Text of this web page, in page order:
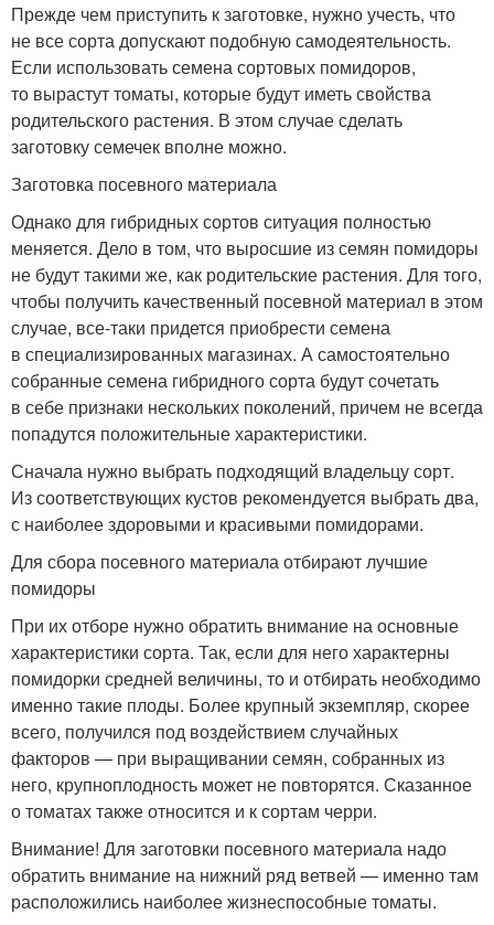
Прежде чем приступить к заготовке, нужно учесть, что
не все сорта допускают подобную самодеятельность.
Если использовать семена сортовых помидоров,
то вырастут томаты, которые будут иметь свойства
родительского растения. В этом случае сделать
заготовку семечек вполне можно.
Заготовка посевного материала
Однако для гибридных сортов ситуация полностью
меняется. Дело в том, что выросшие из семян помидоры
не будут такими же, как родительские растения. Для того,
чтобы получить качественный посевной материал в этом
случае, все-таки придется приобрести семена
в специализированных магазинах. А самостоятельно
собранные семена гибридного сорта будут сочетать
в себе признаки нескольких поколений, причем не всегда
попадутся положительные характеристики.
Сначала нужно выбрать подходящий владельцу сорт.
Из соответствующих кустов рекомендуется выбрать два,
с наиболее здоровыми и красивыми помидорами.
Для сбора посевного материала отбирают лучшие
помидоры
При их отборе нужно обратить внимание на основные
характеристики сорта. Так, если для него характерны
помидорки средней величины, то и отбирать необходимо
именно такие плоды. Более крупный экземпляр, скорее
всего, получился под воздействием случайных
факторов — при выращивании семян, собранных из
него, крупноплодность может не повторятся. Сказанное
о томатах также относится и к сортам черри.
Внимание! Для заготовки посевного материала надо
обратить внимание на нижний ряд ветвей — именно там
расположились наиболее жизнеспособные томаты.